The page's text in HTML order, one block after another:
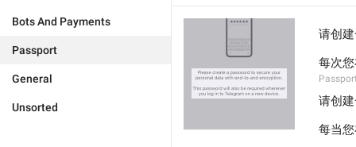
Bots And Payments
Passport
General
Unsorted
请创
每次
请创
每当